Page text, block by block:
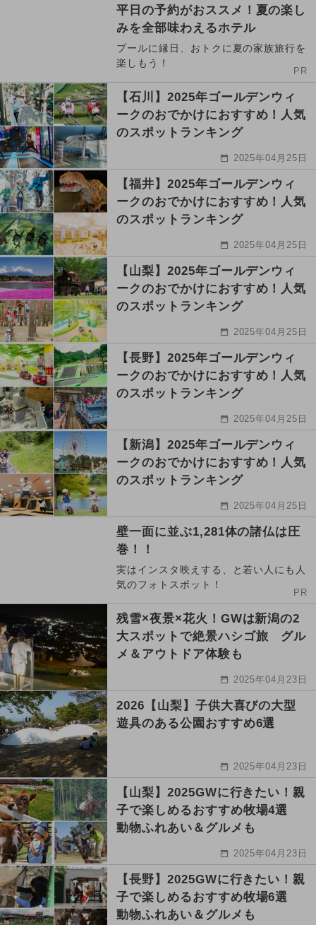
平日の予約がおススメ！夏の楽し
みを全部味わえるホテル
プールに縁日、おトクに夏の家族旅行を
楽しもう！
PR
【石川】2025年ゴールデンウィ
ークのおでかけにおすすめ！人気
のスポットランキング
2025年04月25日
【福井】2025年ゴールデンウィ
ークのおでかけにおすすめ！人気
のスポットランキング
2025年04月25日
【山梨】2025年ゴールデンウィ
ークのおでかけにおすすめ！人気
のスポットランキング
2025年04月25日
【長野】2025年ゴールデンウィ
ークのおでかけにおすすめ！人気
のスポットランキング
2025年04月25日
【新潟】2025年ゴールデンウィ
ークのおでかけにおすすめ！人気
のスポットランキング
2025年04月25日
壁一面に並ぶ1,281体の諸仏は圧
巻！！
実はインスタ映えする、と若い人にも人
気のフォトスポット！
PR
残雪×夜景×花火！GWは新潟の2
大スポットで絶景ハシゴ旅 グル
メ＆アウトドア体験も
2025年04月23日
2026【山梨】子供大喜びの大型
遊具のある公園おすすめ6選
2025年04月23日
【山梨】2025GWに行きたい！親
子で楽しめるおすすめ牧場4選
動物ふれあい＆グルメも
2025年04月23日
【長野】2025GWに行きたい！親
子で楽しめるおすすめ牧場6選
動物ふれあい＆グルメも